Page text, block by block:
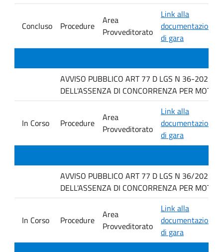
Concluso Procedure
Area
Provveditorato
Link alla
documentazione
di gara
AVVISO PUBBLICO ART 77 D LGS N 36-2023
DELL'ASSENZA DI CONCORRENZA PER MOTIVI
In Corso Procedure
Area
Provveditorato
Link alla
documentazione
di gara
AVVISO PUBBLICO ART 77 D LGS N 36/2023
DELL'ASSENZA DI CONCORRENZA PER MOTIVI
In Corso Procedure
Area
Provveditorato
Link alla
documentazione
di gara